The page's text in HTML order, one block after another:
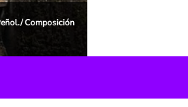
Composición